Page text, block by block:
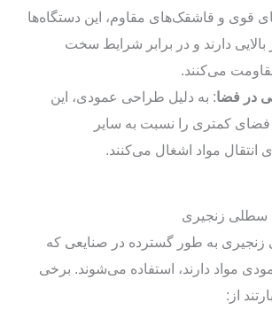
قوی و قاشقک‌های مقاوم، این دستگاه‌ها
دارند و در برابر شرایط سخت
می‌کنند.
در فضا : به دلیل طراحی عمودی، این
فضای کمتری را نسبت به سایر
انتقال مواد اشغال می‌کنند.
سطلی زنجیری
زنجیری به طور گسترده در صنایعی که
مواد دارند، استفاده می‌شوند. برخی
از: